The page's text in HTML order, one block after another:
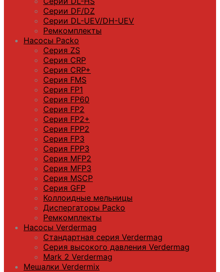
Серии DF/DZ
Серии DL-UEV/DH-UEV
Ремкомплекты
Насосы Packo
Серия ZS
Серия CRP
Серия CRP+
Серия FMS
Серия FP1
Серия FP60
Серия FP2
Серия FP2+
Серия FPP2
Серия FP3
Серия FPP3
Серия МFP2
Серия МFP3
Серия MSCP
Серия GFP
Коллоидные мельницы
Диспергаторы Packo
Ремкомплекты
Насосы Verdermag
Стандартная серия Verdermag
Серия высокого давления Verdermag
Mark 2 Verdermag
Мешалки Verdermix